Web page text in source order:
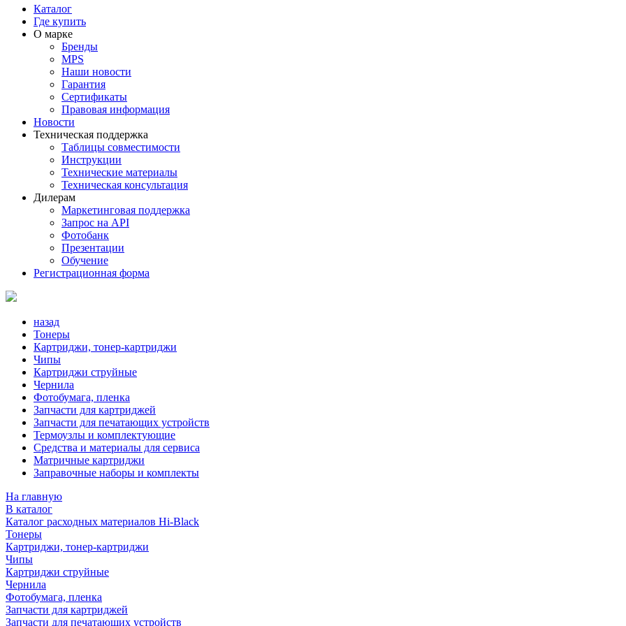
Каталог
Где купить
О марке
Бренды
MPS
Наши новости
Гарантия
Сертификаты
Правовая информация
Новости
Техническая поддержка
Таблицы совместимости
Инструкции
Технические материалы
Техническая консультация
Дилерам
Маркетинговая поддержка
Запрос на API
Фотобанк
Презентации
Обучение
Регистрационная форма
назад
Тонеры
Картриджи, тонер-картриджи
Чипы
Картриджи струйные
Чернила
Фотобумага, пленка
Запчасти для картриджей
Запчасти для печатающих устройств
Термоузлы и комплектующие
Средства и материалы для сервиса
Матричные картриджи
Заправочные наборы и комплекты
На главную
В каталог
Каталог расходных материалов Hi-Black
Тонеры
Картриджи, тонер-картриджи
Чипы
Картриджи струйные
Чернила
Фотобумага, пленка
Запчасти для картриджей
Запчасти для печатающих устройств